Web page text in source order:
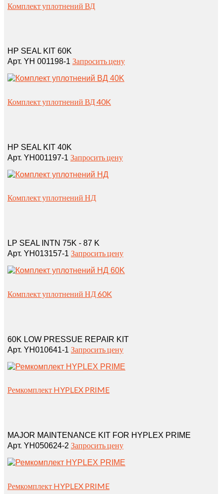
Комплект уплотнений ВД
HP SEAL KIT 60K
Арт. YH 001198-1 Запросить цену
Комплект уплотнений ВД 40K
HP SEAL KIT 40K
Арт. YH001197-1 Запросить цену
Комплект уплотнений НД
LP SEAL INTN 75K - 87 K
Арт. YH013157-1 Запросить цену
Комплект уплотнений НД 60K
60K LOW PRESSUE REPAIR KIT
Арт. YH010641-1 Запросить цену
Ремкомплект HYPLEX PRIME
MAJOR MAINTENANCE KIT FOR HYPLEX PRIME
Арт. YH050624-2 Запросить цену
Ремкомплект HYPLEX PRIME